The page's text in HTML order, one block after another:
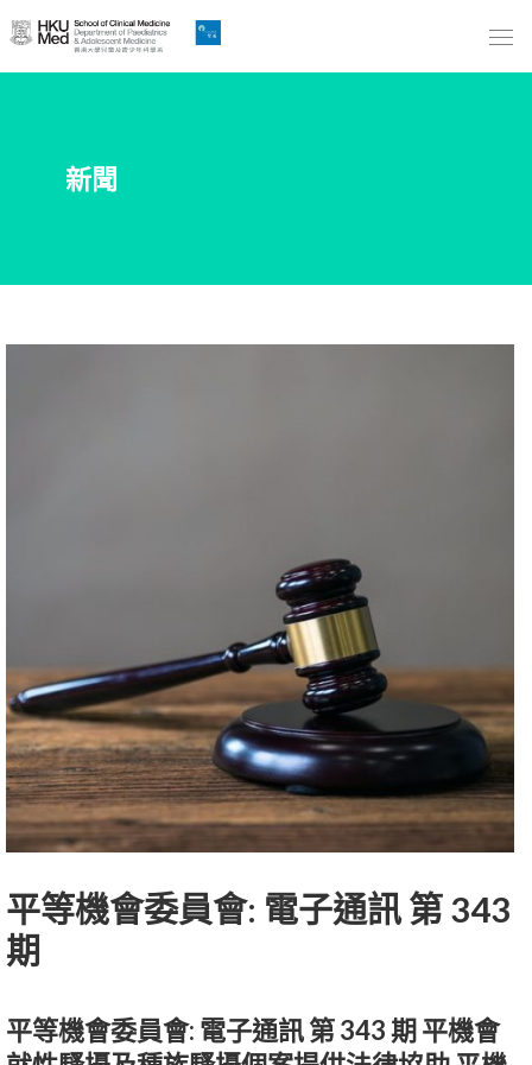
Skip
to
內
新聞
平等機會委員會: 電子通訊 第 343
期
平等機會委員會: 電子通訊 第 343 期 平機會